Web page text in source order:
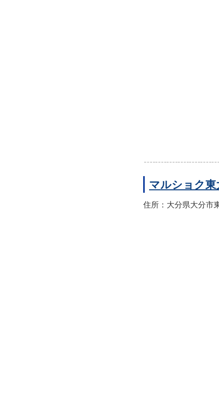
マルショク東
住所：大分県大分市